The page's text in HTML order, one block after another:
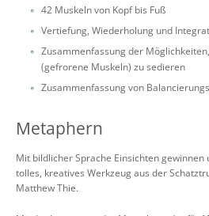
42 Muskeln von Kopf bis Fuß
Vertiefung, Wiederholung und
Zusammenfassung der
(gefrorene Muskeln) zu sedieren
Zusammenfassung von
Metaphern
Mit bildlicher Sprache Einsichten gewinnen
tolles, kreatives Werkzeug aus der
Matthew Thie.